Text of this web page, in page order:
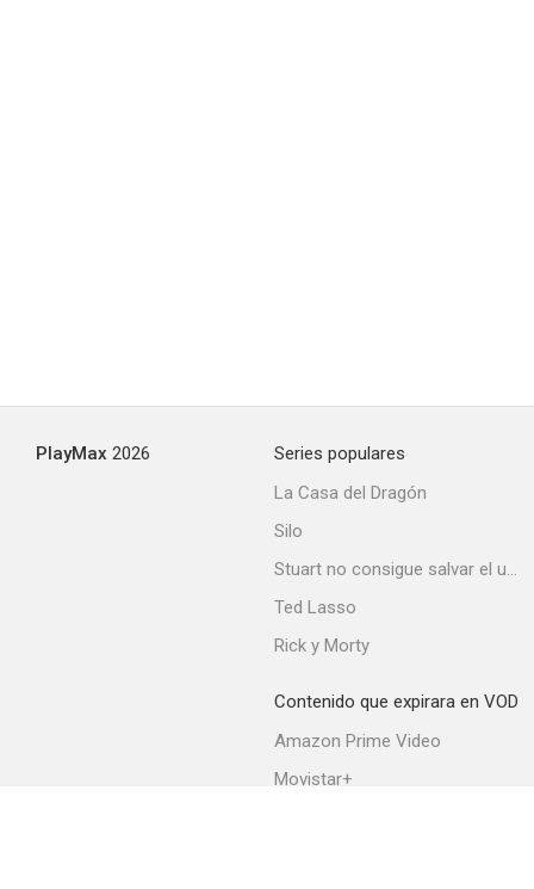
PlayMax 2026
Series populares
La Casa del Dragón
Silo
Stuart no consigue salvar el universo
Ted Lasso
Rick y Morty
Contenido que expirara en VOD
Amazon Prime Video
Movistar+